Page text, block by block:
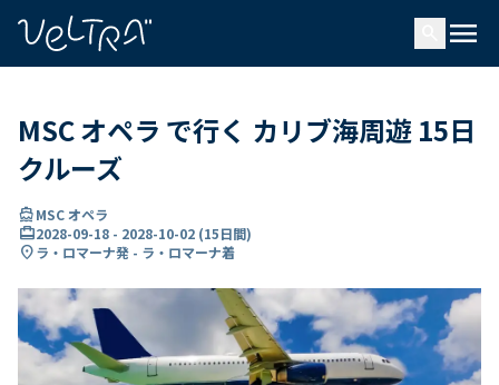
menu
MSC オペラ で行く カリブ海周遊 15日
クルーズ
directions_boatMSC オペラ
card_travel2028-09-18 - 2028-10-02 (15日間)
location_onラ・ロマーナ発 - ラ・ロマーナ着